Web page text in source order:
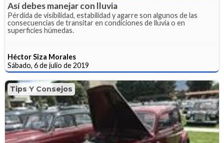
Así debes manejar con lluvia
Pérdida de visibilidad, estabilidad y agarre son algunos de las
consecuencias de transitar en condiciones de lluvia o en
superficies húmedas.
Héctor Siza Morales
Sábado, 6 de julio de 2019
Tips Y Consejos